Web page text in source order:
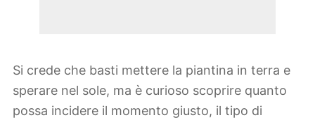
Si crede che basti mettere la piantina in terra e
sperare nel sole, ma è curioso scoprire quanto
possa incidere il momento giusto, il tipo di